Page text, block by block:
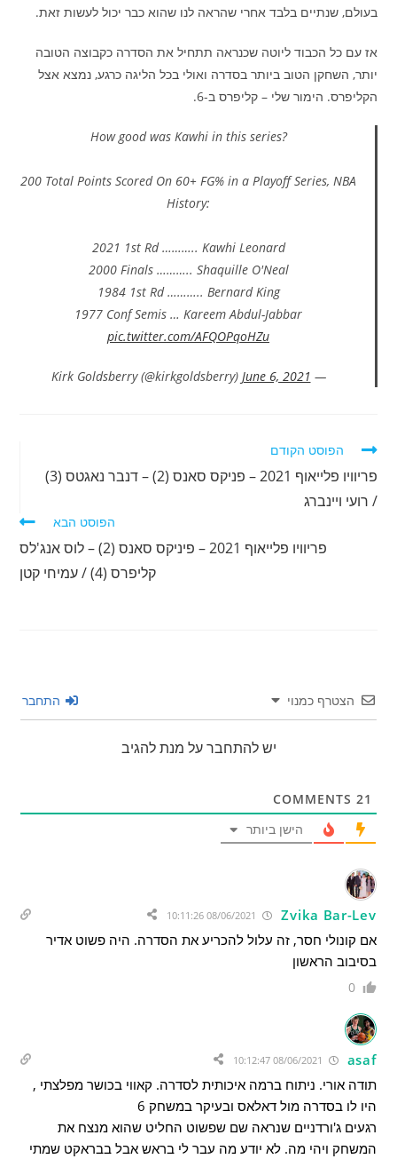
בעולם, שנתיים בלבד אחרי שהראה לנו שהוא כבר יכול לעשות זאת.
אז עם כל הכבוד ליוטה שכנראה תתחיל את הסדרה כקבוצה הטובה
יותר, השחקן הטוב ביותר בסדרה ואולי בכל הליגה כרגע, נמצא אצל
הקליפרס. הימור שלי – קליפרס ב-6.
How good was Kawhi in this series?
200 Total Points Scored On 60+ FG% in a Playoff Series, NBA
History:
2021 1st Rd ……….. Kawhi Leonard
2000 Finals ……….. Shaquille O'Neal
1984 1st Rd ……….. Bernard King
1977 Conf Semis … Kareem Abdul-Jabbar
pic.twitter.com/AFQOPqoHZu
— Kirk Goldsberry (@kirkgoldsberry)
June 6, 2021
לקרוא
נוספים
הפוסט הקודם
פריוויו פלייאוף 2021 – פניקס סאנס (2) – דנבר נאגטס (3)
/ רועי ויינברג
הפוסט הבא
פריוויו פלייאוף 2021 – פיניקס סאנס (2) – לוס אנג'לס
קליפרס (4) / עמיחי קטן
הצטרף כמנוי התחבר
יש להתחבר על מנת להגיב
21
הישן ביותר
Zvika Bar-Lev
אם קונולי חסר, זה עלול להכריע את הסדרה. היה פשוט אדיר
בסיבוב הראשון
0
asaf
תודה אורי. ניתוח ברמה איכותית לסדרה. קאווי בכושר מפלצתי ,
היו לו בסדרה מול דאלאס ובעיקר במשחק 6
רגעים ג'ורדניים שנראה שם שפשוט החליט שהוא מנצח את
המשחק ויהי מה. לא יודע מה עבר לי בראש אבל בבראקט שמתי